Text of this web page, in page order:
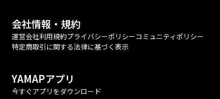
会社情報・規約
運営会社利用規約プライバシーポリシーコミュニティポリシー
特定商取引に関する法律に基づく表示
YAMAPアプリ
今すぐアプリをダウンロード